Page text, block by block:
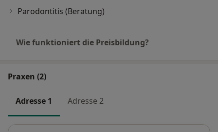
Parodontitis (Beratung)
Wie funktioniert die Preisbildung?
Praxen (2)
Adresse 1 Adresse 2